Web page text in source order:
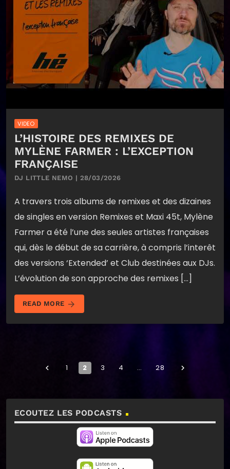
VIDEO
L’HISTOIRE DES REMIXES DE
MYLÈNE FARMER : L’EXCEPTION
FRANÇAISE
DJ LITTLE NEMO | 28/03/2026
A travers trois albums de remixes et des dizaines
de singles en version Remixes et Maxi 45t, Mylène
Farmer a été l’une des seules artistes françaises
qui, dès le début de sa carrière, à compris l’interêt
des versions ‘Extended’ et Club destinées aux DJs.
L’évolution de son approche des remixes […]
READ MORE arrow_forward
navigate_before 1 2 3 4 … 28 navigate_next
ECOUTEZ LES PODCASTS